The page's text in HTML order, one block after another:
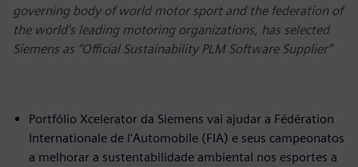
governing body of world motor sport and the federation of
the world's leading motoring organizations, has selected
Siemens as “Official Sustainability PLM Software Supplier”
Portfólio Xcelerator da Siemens vai ajudar a Fédération
Internationale de l'Automobile (FIA) e seus campeonatos
a melhorar a sustentabilidade ambiental nos esportes a